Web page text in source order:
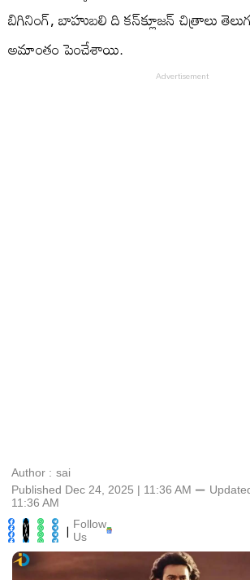
బిగినింగ్, బాహుబలి ది కన్‌క్లూజన్ చిత్రాలు
అమాంతం పెంచేశాయి.
Author : sai
Published Dec 24, 2025 | 11:36 AM ⚊
11:36 AM
| Follow
Us